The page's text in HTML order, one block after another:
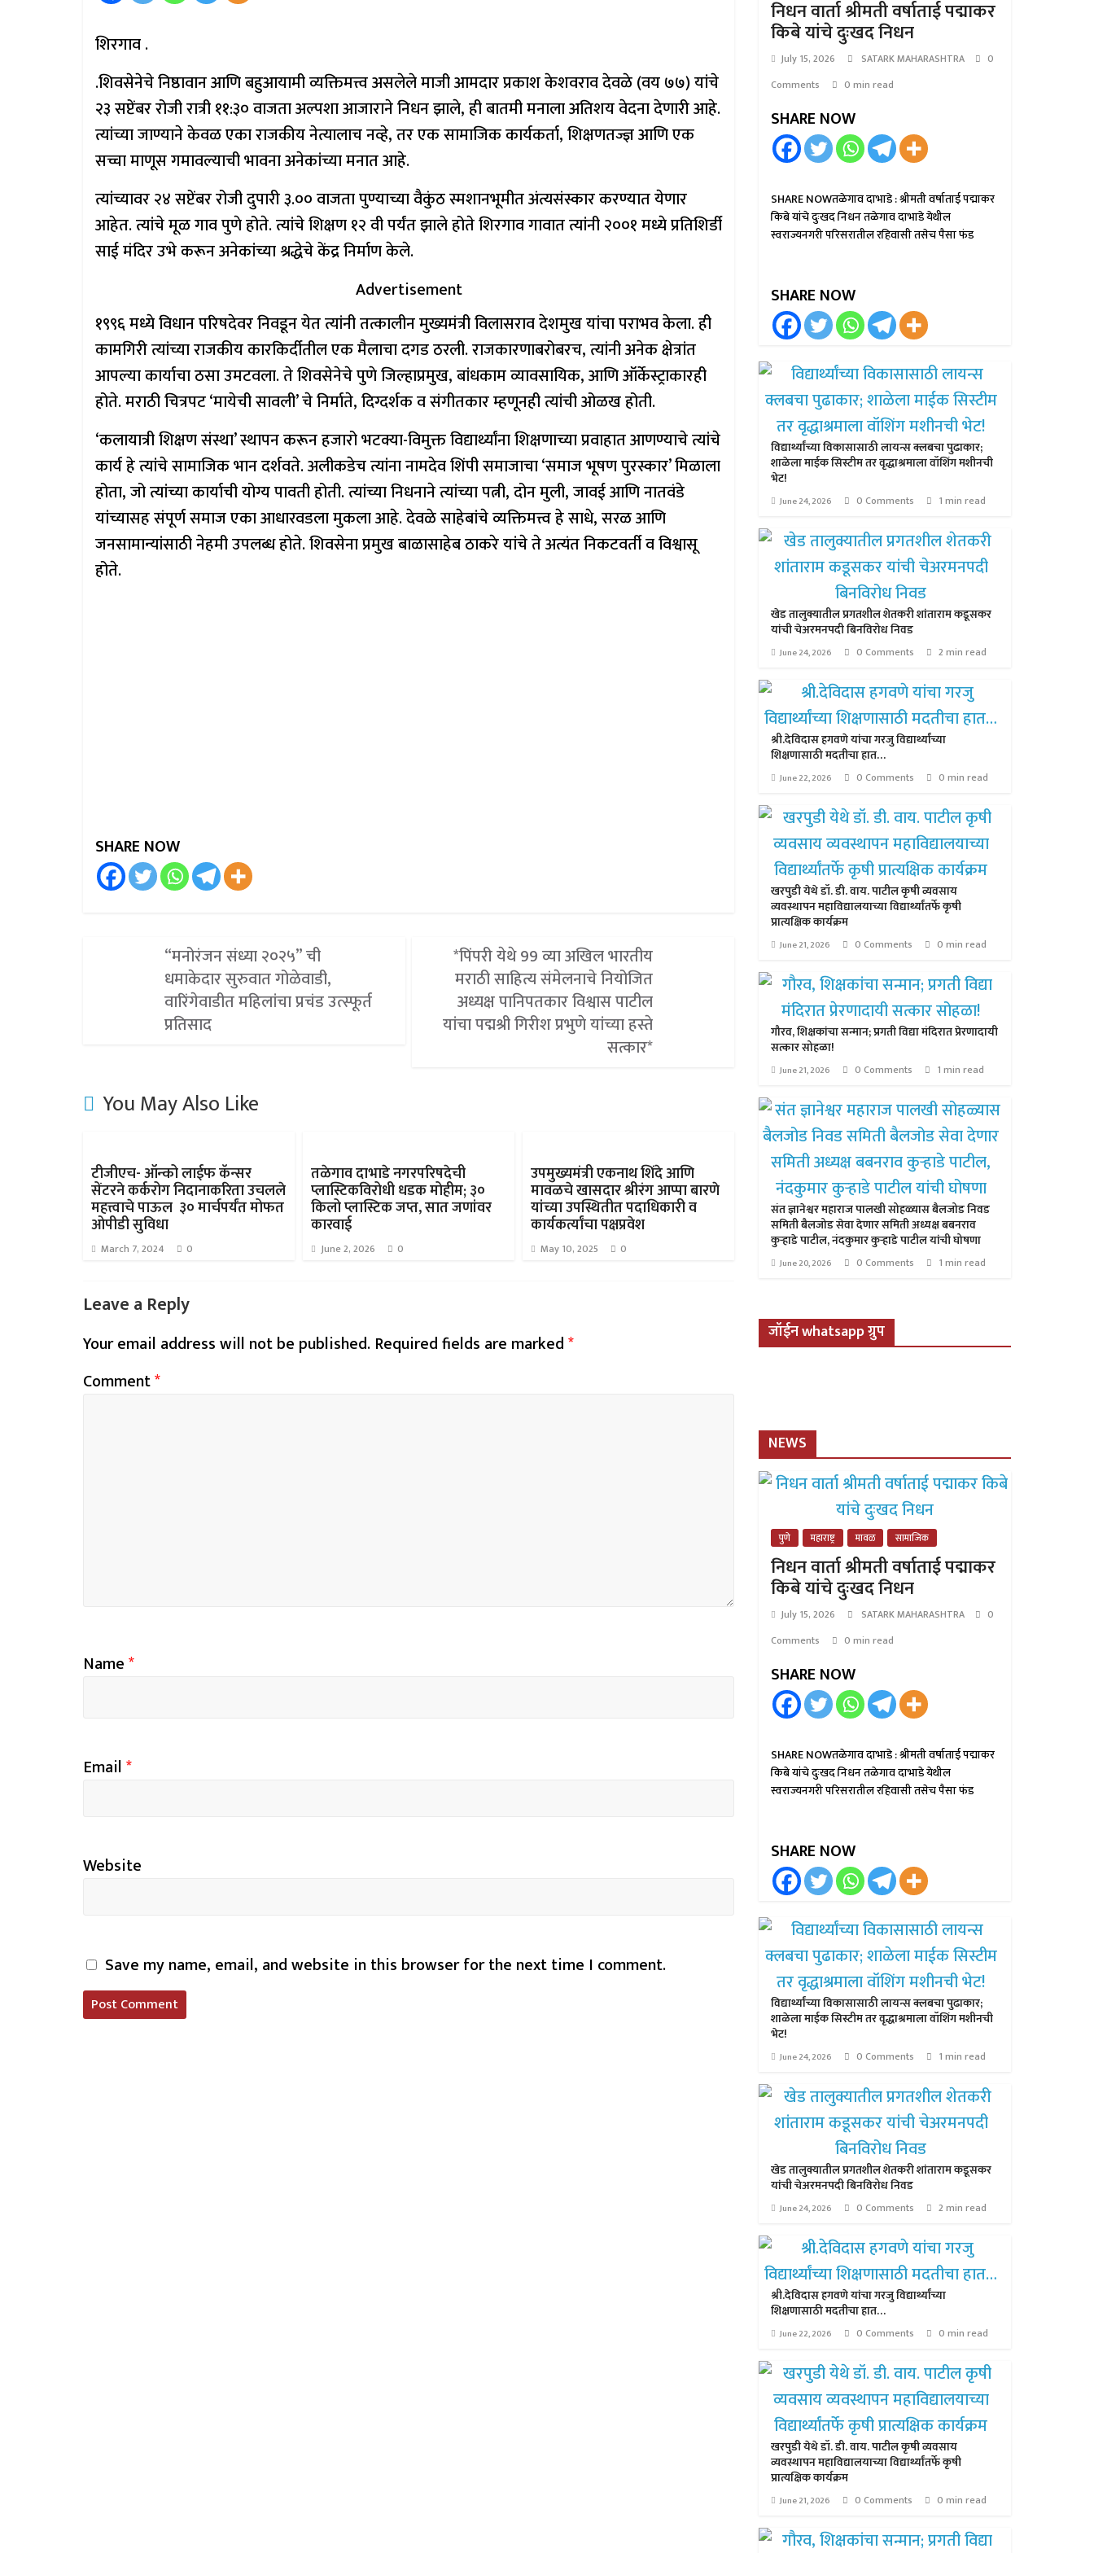
शिरगाव .
.शिवसेनेचे निष्ठावान आणि बहुआयामी व्यक्तिमत्त्व असलेले माजी आमदार प्रकाश केशवराव देवळे (वय ७७) यांचे
२३ सप्टेंबर रोजी रात्री ११:३० वाजता अल्पशा आजाराने निधन झाले, ही बातमी मनाला अतिशय वेदना देणारी आहे.
त्यांच्या जाण्याने केवळ एका राजकीय नेत्यालाच नव्हे, तर एक सामाजिक कार्यकर्ता, शिक्षणतज्ज्ञ आणि एक
सच्चा माणूस गमावल्याची भावना अनेकांच्या मनात आहे.
त्यांच्यावर २४ सप्टेंबर रोजी दुपारी ३.०० वाजता पुण्याच्या वैकुंठ स्मशानभूमीत अंत्यसंस्कार करण्यात येणार
आहेत. त्यांचे मूळ गाव पुणे होते. त्यांचे शिक्षण १२ वी पर्यंत झाले होते शिरगाव गावात त्यांनी २००१ मध्ये प्रतिशिर्डी
साई मंदिर उभे करून अनेकांच्या श्रद्धेचे केंद्र निर्माण केले.
Advertisement
१९९६ मध्ये विधान परिषदेवर निवडून येत त्यांनी तत्कालीन मुख्यमंत्री विलासराव देशमुख यांचा पराभव केला. ही
कामगिरी त्यांच्या राजकीय कारकिर्दीतील एक मैलाचा दगड ठरली. राजकारणाबरोबरच, त्यांनी अनेक क्षेत्रांत
आपल्या कार्याचा ठसा उमटवला. ते शिवसेनेचे पुणे जिल्हाप्रमुख, बांधकाम व्यावसायिक, आणि ऑर्केस्ट्राकारही
होते. मराठी चित्रपट ‘मायेची सावली’ चे निर्माते, दिग्दर्शक व संगीतकार म्हणूनही त्यांची ओळख होती.
‘कलायात्री शिक्षण संस्था’ स्थापन करून हजारो भटक्या-विमुक्त विद्यार्थ्यांना शिक्षणाच्या प्रवाहात आणण्याचे त्यांचे
कार्य हे त्यांचे सामाजिक भान दर्शवते. अलीकडेच त्यांना नामदेव शिंपी समाजाचा ‘समाज भूषण पुरस्कार’ मिळाला
होता, जो त्यांच्या कार्याची योग्य पावती होती. त्यांच्या निधनाने त्यांच्या पत्नी, दोन मुली, जावई आणि नातवंडे
यांच्यासह संपूर्ण समाज एका आधारवडला मुकला आहे. देवळे साहेबांचे व्यक्तिमत्त्व हे साधे, सरळ आणि
जनसामान्यांसाठी नेहमी उपलब्ध होते. शिवसेना प्रमुख बाळासाहेब ठाकरे यांचे ते अत्यंत निकटवर्ती व विश्वासू
होते.
SHARE NOW
“मनोरंजन संध्या २०२५” ची
धमाकेदार सुरुवात गोळेवाडी,
वारिंगेवाडीत महिलांचा प्रचंड उत्स्फूर्त
प्रतिसाद
*पिंपरी येथे 99 व्या अखिल भारतीय
मराठी साहित्य संमेलनाचे नियोजित
अध्यक्ष पानिपतकार विश्वास पाटील
यांचा पद्मश्री गिरीश प्रभुणे यांच्या हस्ते
सत्कार*
You May Also Like
टीजीएच- ऑन्को लाईफ कॅन्सर
सेंटरने कर्करोग निदानाकरिता उचलले
महत्त्वाचे पाऊल ३० मार्चपर्यंत मोफत
ओपीडी सुविधा
March 7, 2024 0
तळेगाव दाभाडे नगरपरिषदेची
प्लास्टिकविरोधी धडक मोहीम; ३०
किलो प्लास्टिक जप्त, सात जणांवर
कारवाई
June 2, 2026 0
उपमुख्यमंत्री एकनाथ शिंदे आणि
मावळचे खासदार श्रीरंग आप्पा बारणे
यांच्या उपस्थितीत पदाधिकारी व
कार्यकर्त्यांचा पक्षप्रवेश
May 10, 2025 0
Leave a Reply
Your email address will not be published. Required fields are marked*
Comment*
Name*
Email*
Website
Save my name, email, and website in this browser for the next time I comment.
निधन वार्ता श्रीमती वर्षाताई पद्माकर
किबे यांचे दुःखद निधन
July 15, 2026 SATARK MAHARASHTRA
0
Comments
0 min read
SHARE NOW
SHARE NOWतळेगाव दाभाडे : श्रीमती वर्षाताई पद्माकर
किबे यांचे दुःखद निधन तळेगाव दाभाडे येथील
स्वराज्यनगरी परिसरातील रहिवासी तसेच पैसा फंड
SHARE NOW
विद्यार्थ्यांच्या विकासासाठी लायन्स क्लबचा पुढाकार;
शाळेला माईक सिस्टीम तर वृद्धाश्रमाला वॉशिंग मशीनची
भेट!
June 24, 2026 0 Comments 1 min read
खेड तालुक्यातील प्रगतशील शेतकरी शांताराम कडूसकर
यांची चेअरमनपदी बिनविरोध निवड
June 24, 2026 0 Comments 2 min read
श्री.देविदास हगवणे यांचा गरजु विद्यार्थ्यांच्या
शिक्षणासाठी मदतीचा हात…
June 22, 2026 0 Comments 0 min read
खरपुडी येथे डॉ. डी. वाय. पाटील कृषी व्यवसाय
व्यवस्थापन महाविद्यालयाच्या विद्यार्थ्यांतर्फे कृषी
प्रात्यक्षिक कार्यक्रम
June 21, 2026 0 Comments 0 min read
गौरव, शिक्षकांचा सन्मान; प्रगती विद्या मंदिरात प्रेरणादायी
सत्कार सोहळा!
June 21, 2026 0 Comments 1 min read
संत ज्ञानेश्वर महाराज पालखी सोहळ्यास बैलजोड निवड
समिती बैलजोड सेवा देणार समिती अध्यक्ष बबनराव
कुऱ्हाडे पाटील, नंदकुमार कुऱ्हाडे पाटील यांची घोषणा
June 20, 2026 0 Comments 1 min read
जॉईन whatsapp ग्रुप
NEWS
पुणे महाराष्ट्र मावळ सामाजिक
निधन वार्ता श्रीमती वर्षाताई पद्माकर
किबे यांचे दुःखद निधन
July 15, 2026 SATARK MAHARASHTRA
0
Comments
0 min read
SHARE NOW
SHARE NOWतळेगाव दाभाडे : श्रीमती वर्षाताई पद्माकर
किबे यांचे दुःखद निधन तळेगाव दाभाडे येथील
स्वराज्यनगरी परिसरातील रहिवासी तसेच पैसा फंड
SHARE NOW
विद्यार्थ्यांच्या विकासासाठी लायन्स क्लबचा पुढाकार;
शाळेला माईक सिस्टीम तर वृद्धाश्रमाला वॉशिंग मशीनची
भेट!
June 24, 2026 0 Comments 1 min read
खेड तालुक्यातील प्रगतशील शेतकरी शांताराम कडूसकर
यांची चेअरमनपदी बिनविरोध निवड
June 24, 2026 0 Comments 2 min read
श्री.देविदास हगवणे यांचा गरजु विद्यार्थ्यांच्या
शिक्षणासाठी मदतीचा हात…
June 22, 2026 0 Comments 0 min read
खरपुडी येथे डॉ. डी. वाय. पाटील कृषी व्यवसाय
व्यवस्थापन महाविद्यालयाच्या विद्यार्थ्यांतर्फे कृषी
प्रात्यक्षिक कार्यक्रम
June 21, 2026 0 Comments 0 min read